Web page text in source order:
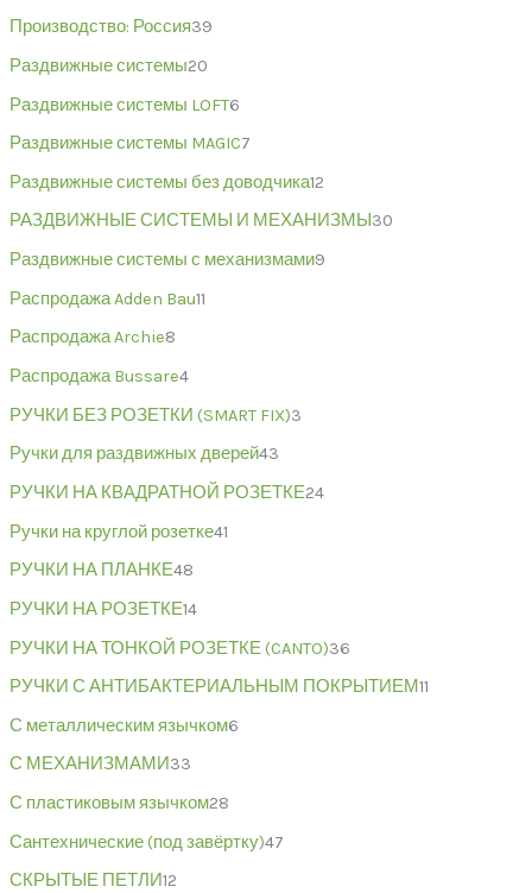
Производство: Россия39
Раздвижные системы20
Раздвижные системы LOFT6
Раздвижные системы MAGIC7
Раздвижные системы без доводчика12
РАЗДВИЖНЫЕ СИСТЕМЫ И МЕХАНИЗМЫ30
Раздвижные системы с механизмами9
Распродажа Adden Bau11
Распродажа Archie8
Распродажа Bussare4
РУЧКИ БЕЗ РОЗЕТКИ (SMART FIX)3
Ручки для раздвижных дверей43
РУЧКИ НА КВАДРАТНОЙ РОЗЕТКЕ24
Ручки на круглой розетке41
РУЧКИ НА ПЛАНКЕ48
РУЧКИ НА РОЗЕТКЕ14
РУЧКИ НА ТОНКОЙ РОЗЕТКЕ (CANTO)36
РУЧКИ С АНТИБАКТЕРИАЛЬНЫМ ПОКРЫТИЕМ11
С металлическим язычком6
С МЕХАНИЗМАМИ33
С пластиковым язычком28
Сантехнические (под завёртку)47
СКРЫТЫЕ ПЕТЛИ12